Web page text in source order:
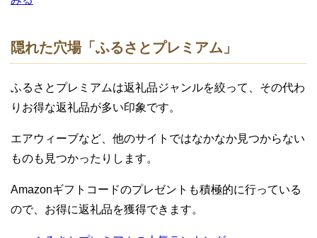
隠れた穴場「ふるさとプレミアム」
ふるさとプレミアムは返礼品ジャンルを絞って、その代わ
りお得な返礼品が多い印象です。
エアウィーブなど、他のサイトではなかなか見つからない
ものも見つかったりします。
Amazonギフトコードのプレゼントも積極的に行っている
ので、お得に返礼品を獲得できます。